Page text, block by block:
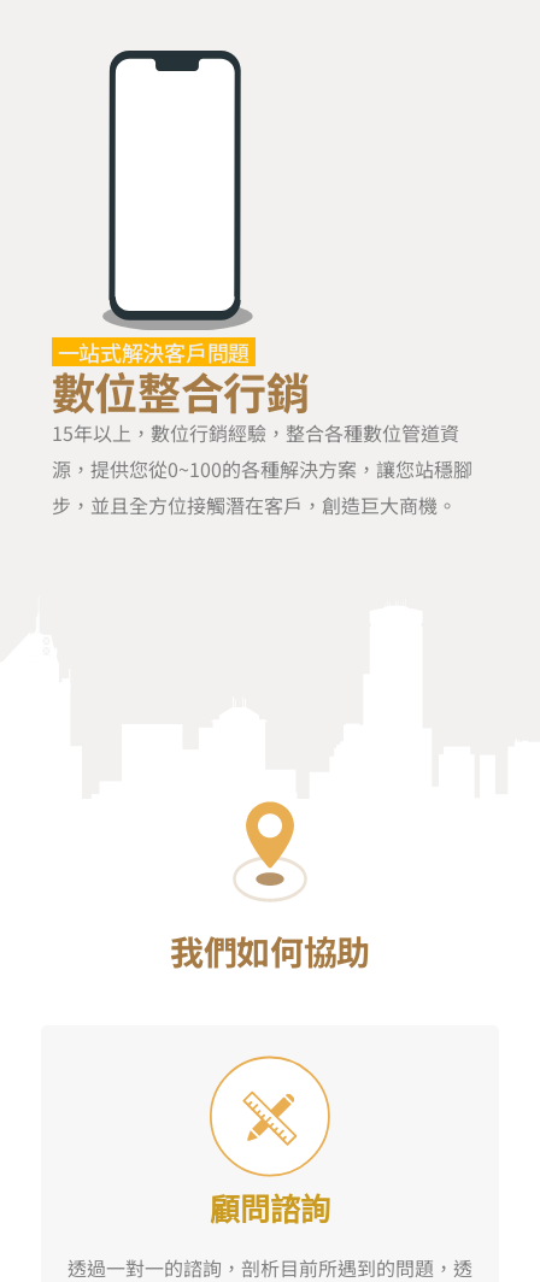
一站式解決客戶問題
數位整合行銷
15年以上，數位行銷經驗，整合各種數位管道資
源，提供您從0~100的各種解決方案，讓您站穩腳
步，並且全方位接觸潛在客戶，創造巨大商機。
我們如何協助
顧問諮詢
透過一對一的諮詢，剖析目前所遇到的問題，透